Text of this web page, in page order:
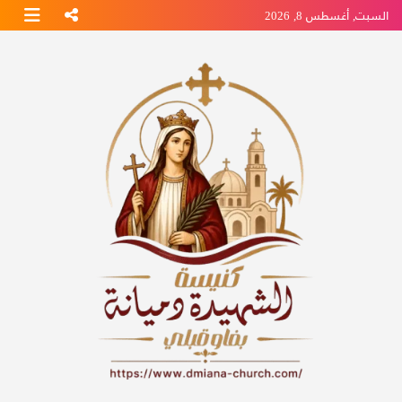
Skip
toالسبت, أغسطس 8, 2026